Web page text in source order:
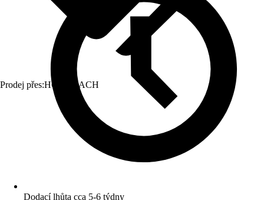
Prodej přes:HORNBACH
Dodací lhůta cca 5-6 týdny